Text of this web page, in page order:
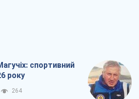
спортивний
року
264